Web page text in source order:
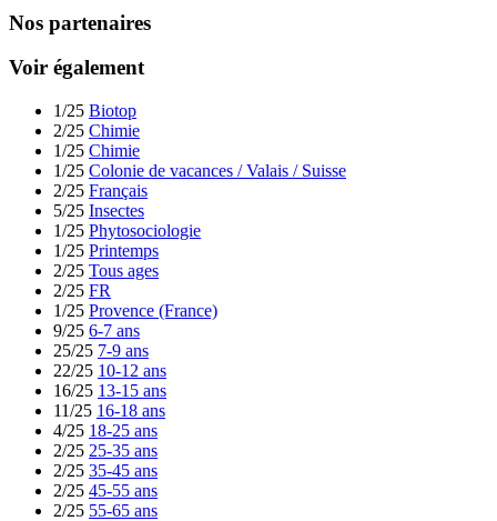
Nos partenaires
Voir également
1/25 Biotop
2/25 Chimie
1/25 Chimie
1/25 Colonie de vacances / Valais / Suisse
2/25 Français
5/25 Insectes
1/25 Phytosociologie
1/25 Printemps
2/25 Tous ages
2/25 FR
1/25 Provence (France)
9/25 6-7 ans
25/25 7-9 ans
22/25 10-12 ans
16/25 13-15 ans
11/25 16-18 ans
4/25 18-25 ans
2/25 25-35 ans
2/25 35-45 ans
2/25 45-55 ans
2/25 55-65 ans